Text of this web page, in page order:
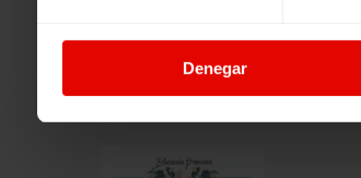
Denegar